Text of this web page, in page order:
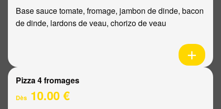
Base sauce tomate, fromage, jambon de dinde, bacon
de dinde, lardons de veau, chorizo de veau
Pizza 4 fromages
Dès 10.00 €